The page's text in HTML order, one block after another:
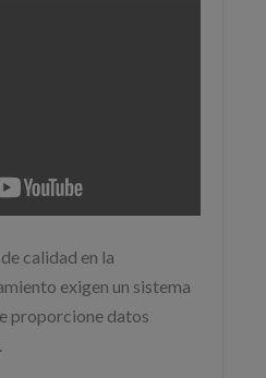
calidad en la
exigen un sistema
proporcione datos